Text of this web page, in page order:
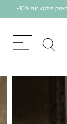
-10% sur votre